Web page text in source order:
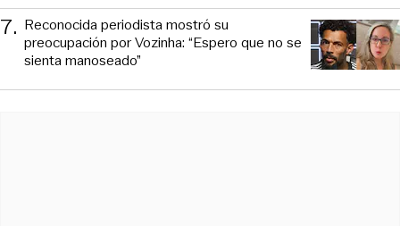
7. Reconocida periodista mostró su
preocupación por Vozinha: “Espero que no se
sienta manoseado”